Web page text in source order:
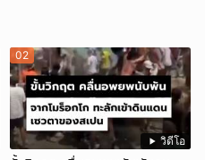
วิดีโอ
02